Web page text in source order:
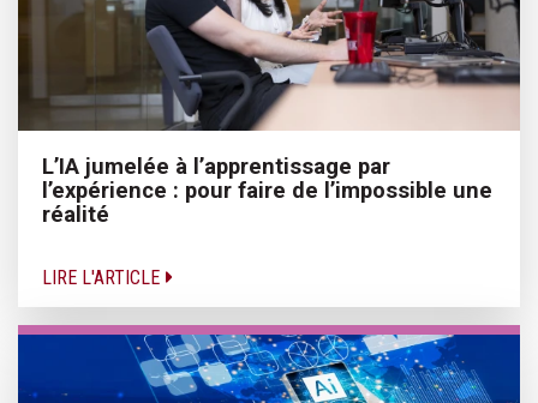
L’IA jumelée à l’apprentissage par
l’expérience : pour faire de l’impossible une
réalité
LIRE L'ARTICLE